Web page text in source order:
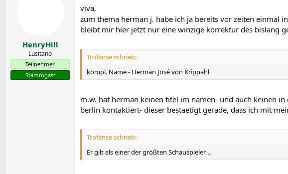
HenryHill
Lusitano
Teilnehmer
Stammgast
viva,
zum thema herman j. habe ich ja bereits vor zeiten einmal
bleibt mir hier jetzt nur eine winzige korrektur des bislang
Trofense schrieb:
kompl. Name - Herman José von Krippahl
m.w. hat herman keinen titel im namen- und auch keinen
berlin kontaktiert- dieser bestaetigt gerade, dass ich mit
Trofense schrieb:
Er gilt als einer der größten Schauspieler ...